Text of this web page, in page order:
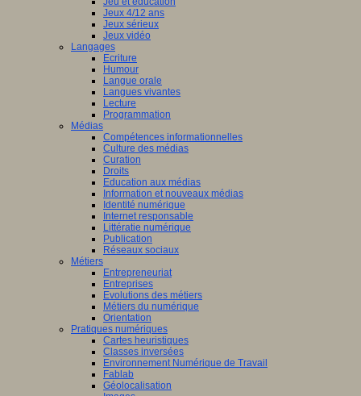
Jeux 4/12 ans
Jeux sérieux
Jeux vidéo
Langages
Ecriture
Humour
Langue orale
Langues vivantes
Lecture
Programmation
Médias
Compétences informationnelles
Culture des médias
Curation
Droits
Education aux médias
Information et nouveaux médias
Identité numérique
Internet responsable
Littératie numérique
Publication
Réseaux sociaux
Métiers
Entrepreneuriat
Entreprises
Evolutions des métiers
Métiers du numérique
Orientation
Pratiques numériques
Cartes heuristiques
Classes inversées
Environnement Numérique de Travail
Fablab
Géolocalisation